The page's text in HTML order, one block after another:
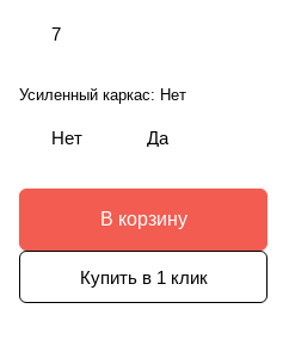
7
Усиленный каркас: Нет
Нет Да
В корзину
Купить в 1 клик